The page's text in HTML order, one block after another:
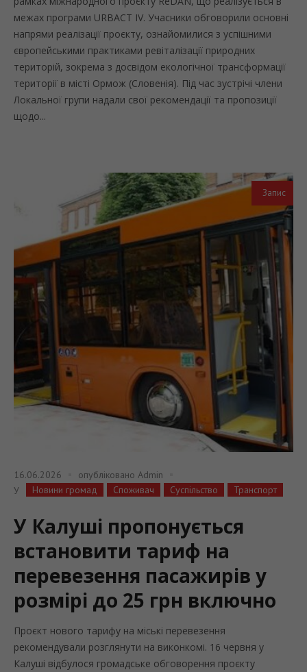
межах програми URBACT IV. Учасники обговорили основні
напрями реалізації проєкту, ознайомилися з успішними
європейськими практиками ревіталізації природних
територій, зокрема з досвідом екологічної трансформації
території в місті Ормож (Словенія). Під час зустрічі члени
Локальної групи надали свої рекомендації та пропозиції
щодо...
Запис
16.06.2026 опубліковано Admin
У
Новини громад Споживач Суспільство Транспорт
У Калуші пропонується
встановити тариф на
перевезення пасажирів у
розмірі до 25 грн включно
Проєкт нового тарифу на міські перевезення
рекомендували розглянути на виконкомі. 16 червня у
Калуші відбулося громадське обговорення проєкту